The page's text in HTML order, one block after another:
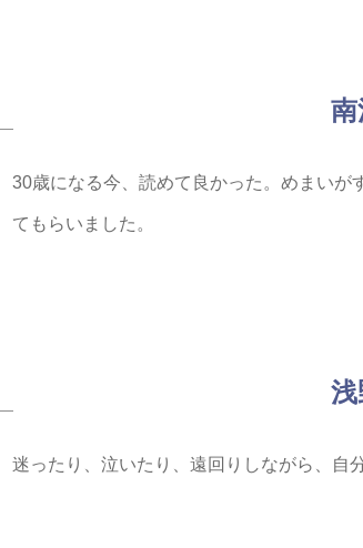
南
30歳になる今、読めて良かった。 めまいが
てもらいました。
浅
迷ったり、泣いたり、遠回りしながら、自